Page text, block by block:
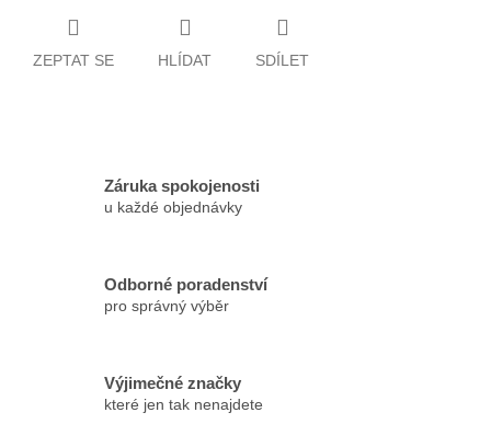
ZEPTAT SE HLÍDAT SDÍLET
Záruka spokojenosti
u každé objednávky
Odborné poradenství
pro správný výběr
Výjimečné značky
které jen tak nenajdete